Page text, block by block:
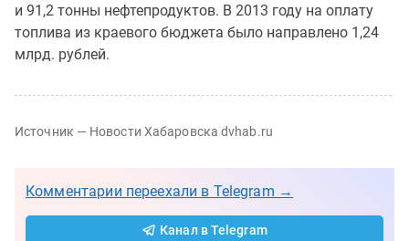
и 91,2 тонны нефтепродуктов. В 2013 году на оплату
топлива из краевого бюджета было направлено 1,24
млрд. рублей.
Источник — Новости Хабаровска dvhab.ru
Комментарии переехали в Telegram →
Канал в Telegram